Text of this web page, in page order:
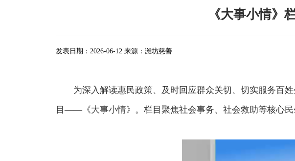
《大事小情》
发表日期： 2026-06-12 来源： 潍坊慈善
为深入解读惠民政策、及时回应群众关切、切实服务百
目——《大事小情》。栏目聚焦社会事务、社会救助等核心民